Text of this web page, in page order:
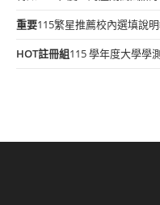
重要115繁星推薦校內選填說明
HOT註冊組115 學年度大學學